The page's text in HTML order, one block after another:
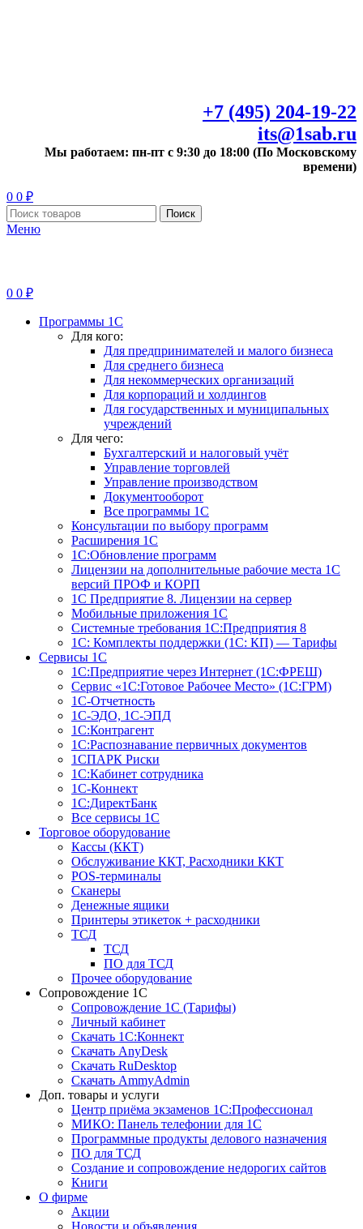
+7 (495) 204-19-22
its@1sab.ru
Мы работаем: пн-пт с 9:30 до 18:00 (По Московскому
времени)
0 0 ₽
Поиск
Меню
0 0 ₽
Программы 1С
Для кого:
Для предпринимателей и малого бизнеса
Для среднего бизнеса
Для некоммерческих организаций
Для корпораций и холдингов
Для государственных и муниципальных
учреждений
Для чего:
Бухгалтерский и налоговый учёт
Управление торговлей
Управление производством
Документооборот
Все программы 1С
Консультации по выбору программ
Расширения 1С
1С:Обновление программ
Лицензии на дополнительные рабочие места 1С
версий ПРОФ и КОРП
1С Предприятие 8. Лицензии на сервер
Мобильные приложения 1С
Системные требования 1С:Предприятия 8
1С: Комплекты поддержки (1С: КП) — Тарифы
Сервисы 1С
1С:Предприятие через Интернет (1С:ФРЕШ)
Сервис «1С:Готовое Рабочее Место» (1С:ГРМ)
1С-Отчетность
1С-ЭДО, 1С-ЭПД
1С:Контрагент
1С:Распознавание первичных документов
1СПАРК Риски
1С:Кабинет сотрудника
1С-Коннект
1С:ДиректБанк
Все сервисы 1С
Торговое оборудование
Кассы (ККТ)
Обслуживание ККТ, Расходники ККТ
POS-терминалы
Сканеры
Денежные ящики
Принтеры этикеток + расходники
ТСД
ТСД
ПО для ТСД
Прочее оборудование
Сопровождение 1С
Сопровождение 1С (Тарифы)
Личный кабинет
Скачать 1С:Коннект
Скачать AnyDesk
Скачать RuDesktop
Скачать AmmyAdmin
Доп. товары и услуги
Центр приёма экзаменов 1С:Профессионал
МИКО: Панель телефонии для 1С
Программные продукты делового назначения
ПО для ТСД
Создание и сопровождение недорогих сайтов
Книги
О фирме
Акции